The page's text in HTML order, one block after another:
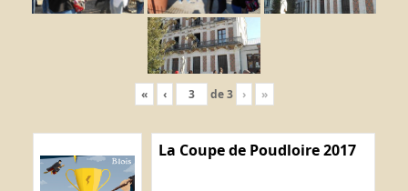
« ‹ de3 › »
La Coupe de Poudloire 2017